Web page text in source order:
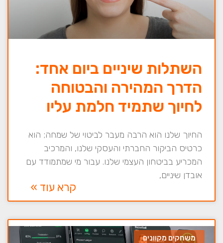
השתלות שיניים ביום אחד:
הדרך המהירה והבטוחה
לחיוך שתמיד חלמת עליו
החיוך שלנו הוא הרבה מעבר לביטוי של שמחה; הוא
כרטיס הביקור החברתי והעסקי שלנו, והמרכיב
המכריע בביטחון העצמי שלנו. עבור מי שמתמודד עם
אובדן שיניים,
קרא עוד »
משחקים מקוונים